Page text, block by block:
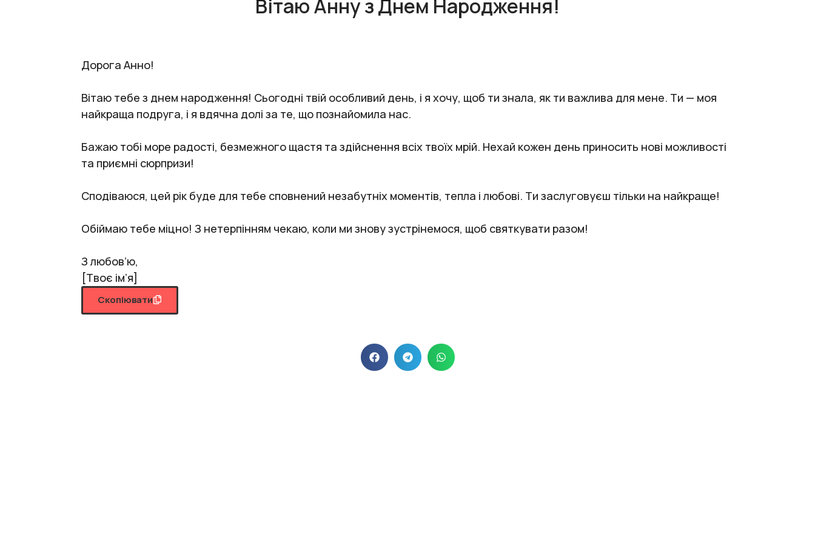
Вітаю Анну з Днем Народження!
Дорога Анно!
Вітаю тебе з днем народження! Сьогодні твій особливий день, і я хочу, щоб ти знала, як ти важлива для мене. Ти — моя
найкраща подруга, і я вдячна долі за те, що познайомила нас.
Бажаю тобі море радості, безмежного щастя та здійснення всіх твоїх мрій. Нехай кожен день приносить нові можливості
та приємні сюрпризи!
Сподіваюся, цей рік буде для тебе сповнений незабутніх моментів, тепла і любові. Ти заслуговуєш тільки на найкраще!
Обіймаю тебе міцно! З нетерпінням чекаю, коли ми знову зустрінемося, щоб святкувати разом!
З любов’ю,
[Твоє ім’я]
Скопіювати